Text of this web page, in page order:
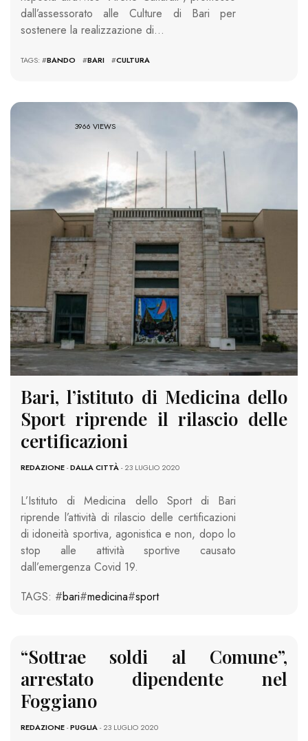
dall’assessorato alle Culture di Bari per
sostenere la realizzazione di…
TAGS: #BANDO #BARI #CULTURA
3966 VIEWS
Bari, l’istituto di Medicina dello
Sport riprende il rilascio delle
certificazioni
REDAZIONE-DALLA CITTÀ- 23 LUGLIO 2020
L’Istituto di Medicina dello Sport di Bari
riprende l’attività di rilascio delle certificazioni
di idoneità sportiva, agonistica e non, dopo lo
stop alle attività sportive causato
dall’emergenza Covid 19.
TAGS: #bari#medicina#sport
“Sottrae soldi al Comune”,
arrestato dipendente nel
Foggiano
REDAZIONE-PUGLIA- 23 LUGLIO 2020